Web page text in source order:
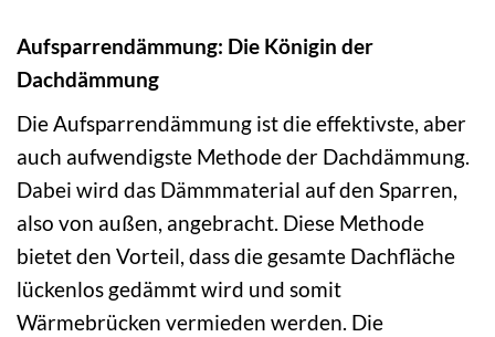
Aufsparrendämmung: Die Königin der
Dachdämmung
Die Aufsparrendämmung ist die effektivste, aber
auch aufwendigste Methode der Dachdämmung.
Dabei wird das Dämmmaterial auf den Sparren,
also von außen, angebracht. Diese Methode
bietet den Vorteil, dass die gesamte Dachfläche
lückenlos gedämmt wird und somit
Wärmebrücken vermieden werden. Die